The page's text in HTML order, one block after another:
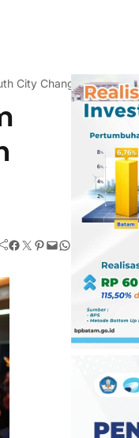
City Changers APEKSI
Facebook Twitter Pinterest Mail WhatsApp